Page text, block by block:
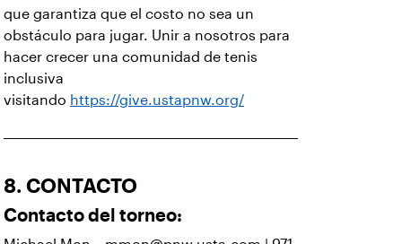
que garantiza que el costo no sea un
obstáculo para jugar. Unir a nosotros para
hacer crecer una comunidad de tenis
inclusiva
visitando https://give.ustapnw.org/
8. CONTACTO
Contacto del torneo: